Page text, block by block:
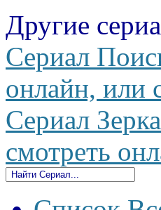
Другие
Сериал
онлайн, или
Сериал
смотреть